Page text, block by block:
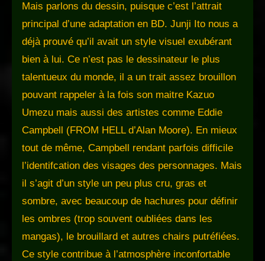
Mais parlons du dessin, puisque c’est l’attrait
principal d’une adaptation en BD. Junji Ito nous a
déjà prouvé qu’il avait un style visuel exubérant
bien à lui. Ce n’est pas le dessinateur le plus
talentueux du monde, il a un trait assez brouillon
pouvant rappeler à la fois son maitre Kazuo
Umezu mais aussi des artistes comme Eddie
Campbell (FROM HELL d’Alan Moore). En mieux
tout de même, Campbell rendant parfois difficile
l’identifcation des visages des personnages. Mais
il s’agit d’un style un peu plus cru, gras et
sombre, avec beaucoup de hachures pour définir
les ombres (trop souvent oubliées dans les
mangas), le brouillard et autres chairs putréfiées.
Ce style contribue à l’atmosphère inconfortable